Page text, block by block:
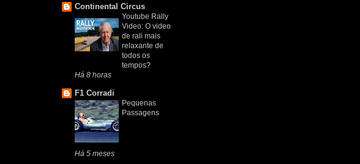
Continental Circus
Youtube Rally
Video: O video
de rali mais
relaxante de
todos os
tempos?
Há 8 horas
F1 Corradi
Pequenas
Passagens
Há 5 meses